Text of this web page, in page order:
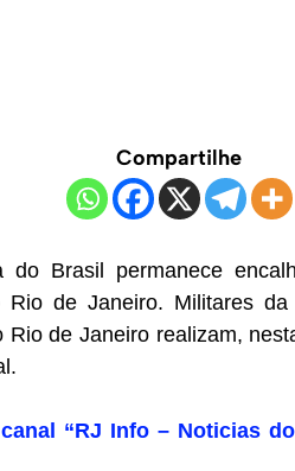
Compartilhe
do Brasil permanece
Rio de Janeiro. Militares
de Janeiro realizam,
“RJ Info – Noticias